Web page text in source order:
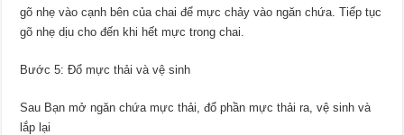
gõ nhẹ vào cạnh bên của chai để mực chảy vào ngăn chứa. Tiếp tục
gõ nhẹ dịu cho đến khi hết mực trong chai.
Bước 5: Đổ mực thải và vệ sinh
Sau Bạn mở ngăn chứa mực thải, đổ phần mực thải ra, vệ sinh và
lắp lại